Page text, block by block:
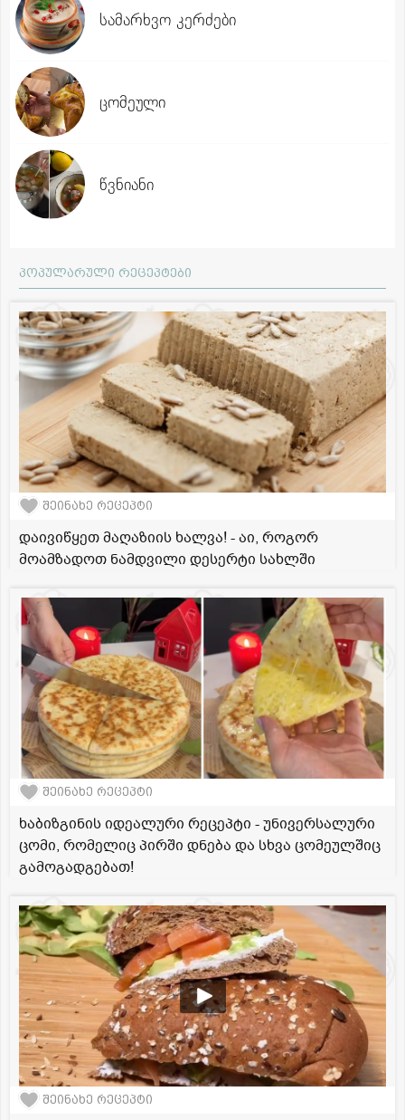
სამარხვო კერძები
ცომეული
წვნიანი
პოპულარული რეცეპტები
შეინახე რეცეპტი
დაივიწყეთ მაღაზიის ხალვა! - აი, როგორ
მოამზადოთ ნამდვილი დესერტი სახლში
შეინახე რეცეპტი
ხაბიზგინის იდეალური რეცეპტი - უნივერსალური
ცომი, რომელიც პირში დნება და სხვა ცომეულშიც
გამოგადგებათ!
შეინახე რეცეპტი